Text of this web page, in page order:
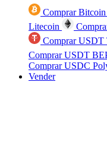
Comprar Bitcoin
Litecoin
Comprar USDT
Comprar USDT
Comprar USDC
Vender